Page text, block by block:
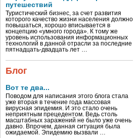
путешествий
Туристический бизнес, за счет развития
которого качество жизни населения должно
повышаться, хорошо вписывается в
концепцию «умного города». К тому же
уровень использования информационных
технологий в данной отрасли за последние
пятнадцать-двадцать лет …
Блог
Вот те два...
Поводом для написания этого блога стала
уже вторая в течение года массовая
вирусная эпидемия. И это стало очень
неприятным прецедентом. Ведь столь
масштабных заражений не было уже очень
давно. Впрочем, данная ситуация была
ожидаемой. Эпидемию вызвали …